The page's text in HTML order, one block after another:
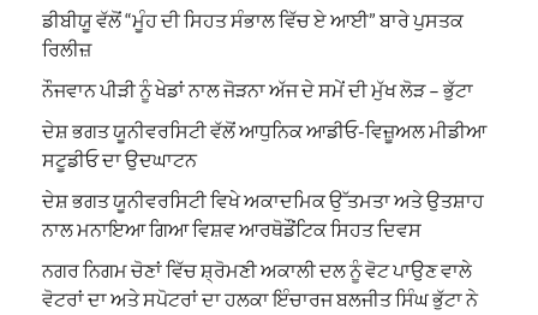
ਡੀਬੀਯੂ ਵੱਲੋਂ “ਮੂੰਹ ਦੀ ਸਿਹਤ ਸੰਭਾਲ ਵਿੱਚ ਏ ਆਈ” ਬਾਰੇ ਪੁਸਤਕ
ਰਿਲੀਜ਼
ਨੌਜਵਾਨ ਪੀੜੀ ਨੂੰ ਖੇਡਾਂ ਨਾਲ ਜੋੜਨਾ ਅੱਜ ਦੇ ਸਮੇਂ ਦੀ ਮੁੱਖ ਲੋੜ – ਭੁੱਟਾ
ਦੇਸ਼ ਭਗਤ ਯੂਨੀਵਰਸਿਟੀ ਵੱਲੋਂ ਆਧੁਨਿਕ ਆਡੀਓ-ਵਿਜ਼ੂਅਲ ਮੀਡੀਆ
ਸਟੂਡੀਓ ਦਾ ਉਦਘਾਟਨ
ਦੇਸ਼ ਭਗਤ ਯੂਨੀਵਰਸਿਟੀ ਵਿਖੇ ਅਕਾਦਮਿਕ ਉੱਤਮਤਾ ਅਤੇ ਉਤਸ਼ਾਹ
ਨਾਲ ਮਨਾਇਆ ਗਿਆ ਵਿਸ਼ਵ ਆਰਥੋਡੌਂਟਿਕ ਸਿਹਤ ਦਿਵਸ
ਨਗਰ ਨਿਗਮ ਚੋਣਾਂ ਵਿੱਚ ਸ਼੍ਰੋਮਣੀ ਅਕਾਲੀ ਦਲ ਨੂੰ ਵੋਟ ਪਾਉਣ ਵਾਲੇ
ਵੋਟਰਾਂ ਦਾ ਅਤੇ ਸਪੋਟਰਾਂ ਦਾ ਹਲਕਾ ਇੰਚਾਰਜ ਬਲਜੀਤ ਸਿੰਘ ਭੁੱਟਾ ਨੇ